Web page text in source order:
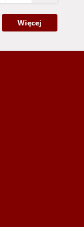
Więcej